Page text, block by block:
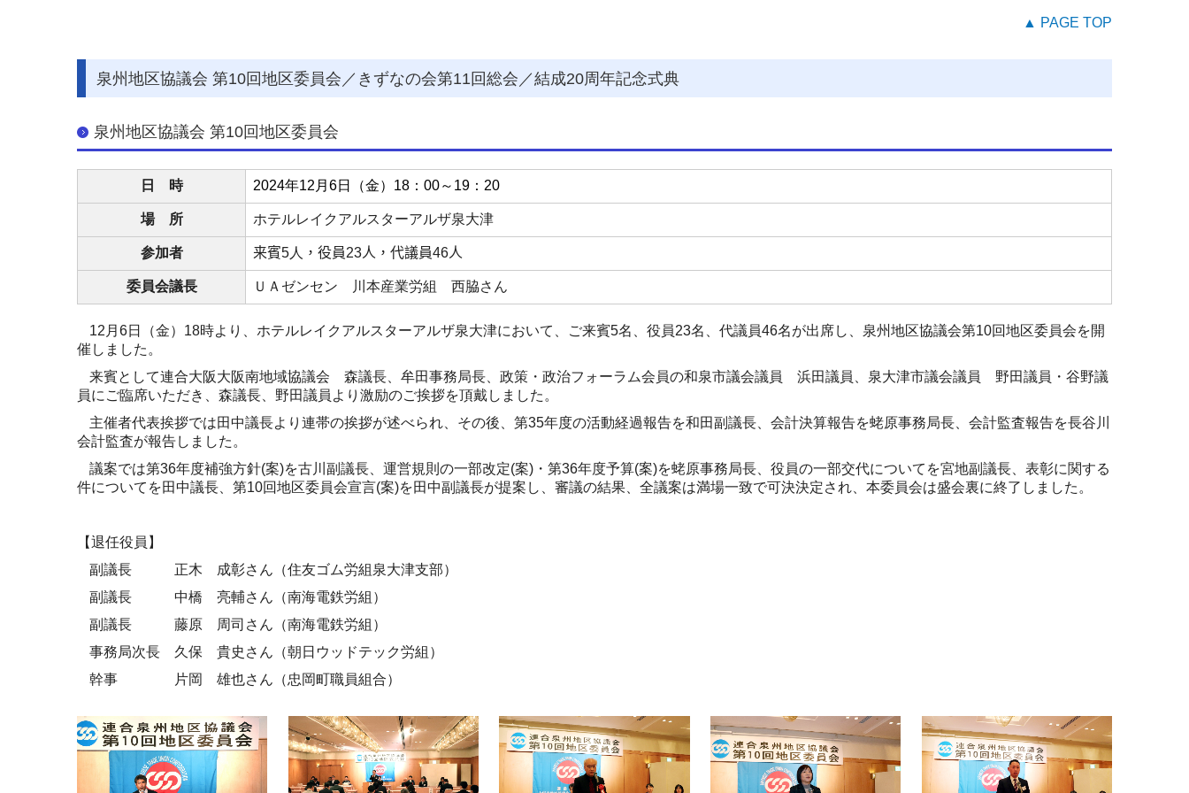
▲ PAGE TOP
泉州地区協議会 第10回地区委員会／きずなの会第11回総会／結成20周年記念式典
泉州地区協議会 第10回地区委員会
日 時 2024年12月6日（金）18：00～19：20
場 所 ホテルレイクアルスターアルザ泉大津
参加者 来賓5人 ，役員23人 ，代議員46人
委員会議長 ＵＡゼンセン 川本産業労組 西脇さん
12 月 6日（金） 18時より、ホテルレイクアルスターアルザ泉大津において、ご来賓5名、役員23名、代議員46名が出席し、泉州地区協議会第10回地区委員会を開
催しました。
来賓として連合大阪大阪南地域協議会 森議長、牟田事務局長、政策・政治フォーラム会員の和泉市議会議員 浜田議員、泉大津市議会議員 野田議員・谷野議
員にご臨席いただき、森議長、野田議員より激励のご挨拶を頂戴しました。
主催者代表挨拶では田中議長より連帯の挨拶が述べられ、その後、第35年度の活動経過報告を和田副議長、会計決算報告を蛯原事務局長、会計監査報告を長谷川
会計監査が報告しました。
議案では第36年度補強方針(案)を古川副 議長、 運営規則の一部改定(案)・ 第36年度予算(案)を蛯原事務局長、役員の一部交代についてを宮地副議長、表彰に関する
件についてを田中議長、第10回地区委員会宣言(案)を田中副議長が提案し、審議の結果、全議案は満場一致で可決決定され、本委員会は盛会裏に終了しました。
【退任役員】
副議長 正木 成彰さん（住友ゴム労組泉大津支部）
副議長 中橋 亮輔さん（南海電鉄労組）
副議長 藤原 周司さん（南海電鉄労組）
事務局次長 久保 貴史さん（朝日ウッドテック労組）
幹事 片岡 雄也さん（忠岡町職員組合）